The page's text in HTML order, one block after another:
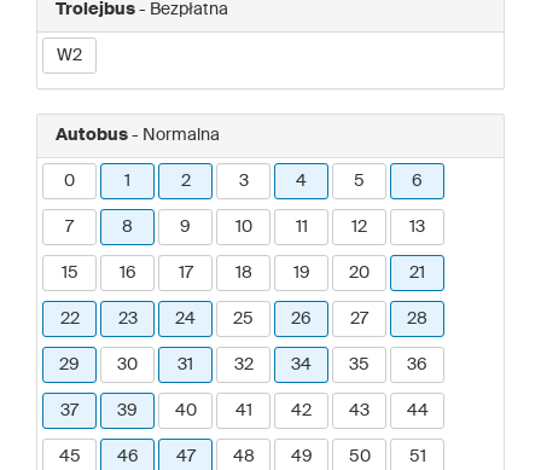
Trolejbus - Bezpłatna
W2
Autobus - Normalna
0 1 2 3 4 5 6
7 8 9 10 11 12 13
15 16 17 18 19 20 21
22 23 24 25 26 27 28
29 30 31 32 34 35 36
37 39 40 41 42 43 44
45 46 47 48 49 50 51